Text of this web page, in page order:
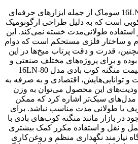
منگنه کوب بادی مدل 16LN-80 سوماک از جمله ابزارهای حرفه‌ای
است که به دلیل طراحی ارگونومیک
استفاده طولانی‌مدت خسته نمی‌کند. این
و ساختار فلزی مستحکم است که دوام
قدرت و دقت پرتاب میخ‌ها در این
و برای پروژه‌های مختلف صنعتی و
ساختمانی مناسب است. قیمت منگنه کوب بادی مدل 16LN-80
و توانایی‌هایش، اقتصادی و به صرفه به
این محصول می‌توان به وزن
مدل‌های سبک‌تر اشاره کرد که ممکن
یا طولانی مدت مناسب نباشد. برای
در بازار مانند منگنه کوب‌های بادی با
و نقل و استفاده مکرر کمک بیشتری
نیازمند نگهداری منظم و روغن‌کاری